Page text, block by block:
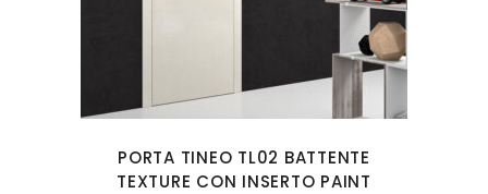
PORTA TINEO TL02 BATTENTE
TEXTURE CON INSERTO PAINT